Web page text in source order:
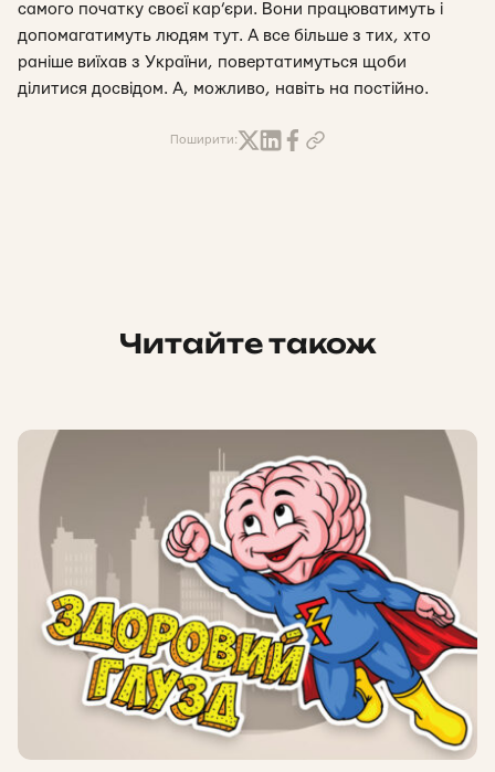
самого початку своєї кар’єри. Вони працюватимуть і
допомагатимуть людям тут. А все більше з тих, хто
раніше виїхав з України, повертатимуться щоби
ділитися досвідом. А, можливо, навіть на постійно.
Поширити:
Читайте також